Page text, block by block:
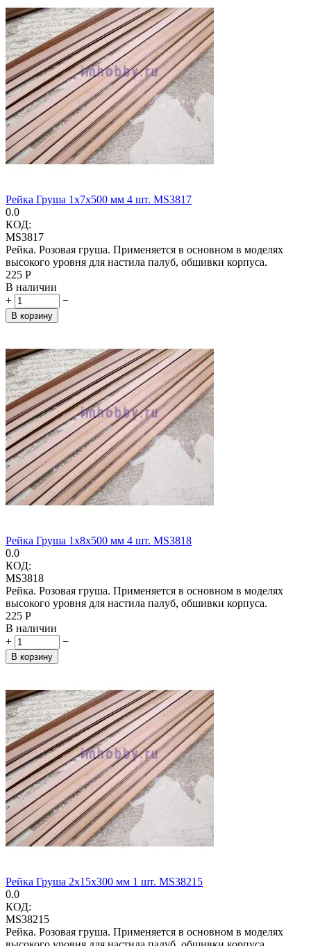
Рейка Груша 1х7х500 мм 4 шт. MS3817
0.0
КОД:
MS3817
Рейка. Розовая груша. Применяется в основном в моделях
высокого уровня для настила палуб, обшивки корпуса.
‍225‍ Р
В наличии
+
−
В корзину
Рейка Груша 1х8х500 мм 4 шт. MS3818
0.0
КОД:
MS3818
Рейка. Розовая груша. Применяется в основном в моделях
высокого уровня для настила палуб, обшивки корпуса.
‍225‍ Р
В наличии
+
−
В корзину
Рейка Груша 2х15х300 мм 1 шт. MS38215
0.0
КОД:
MS38215
Рейка. Розовая груша. Применяется в основном в моделях